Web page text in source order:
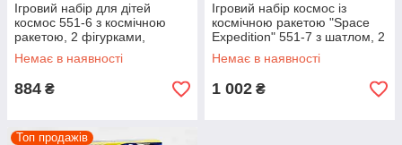
Ігровий набір для дітей
космос 551-6 з космічною
ракетою, 2 фігурками,
викрутками, 2 типи
мінітранспорту
Немає в наявності
884 ₴
Ігровий набір космос із
космічною ракетою "Space
Expedition" 551-7 з шатлом, 2
фігурки, підсвітка, викрутка
Немає в наявності
1 002 ₴
Топ продажів